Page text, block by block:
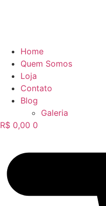
Home
Quem Somos
Loja
Contato
Blog
Galeria
R$ 0,00 0